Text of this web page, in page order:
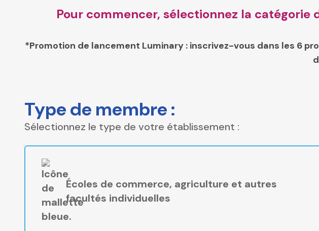
Pour commencer, sélectionnez la
*Promotion de lancement Luminary : inscrivez-vous dans les 6
Type de membre :
Sélectionnez le type de votre établissement :
Écoles de commerce, agriculture et autres
facultés individuelles